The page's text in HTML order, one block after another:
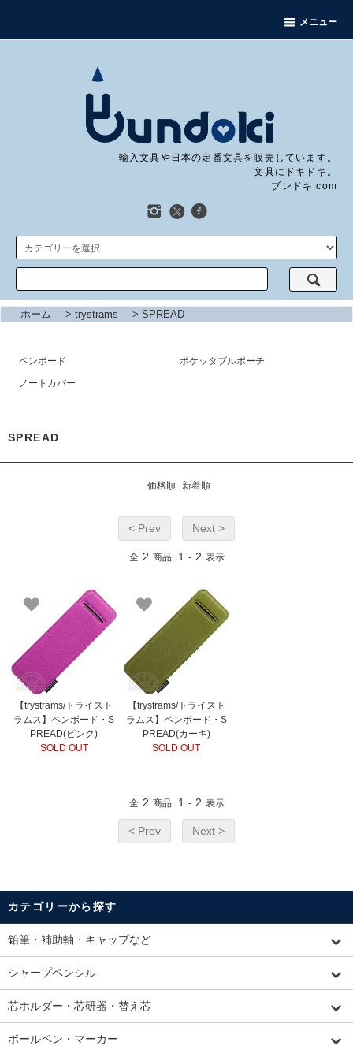
メニュー
輸入文具や日本の定番文具を販売しています。
文具にドキドキ。
ブンドキ.com
ホーム > trystrams > SPREAD
ペンボード
ポケッタブルポーチ
ノートカバー
SPREAD
価格順 新着順
< Prev Next >
全 2 商品 1 - 2 表示
【trystrams/トライスト
ラムス】ペンボード・S
PREAD(ピンク)
SOLD OUT
【trystrams/トライスト
ラムス】ペンボード・S
PREAD(カーキ)
SOLD OUT
全 2 商品 1 - 2 表示
< Prev Next >
カテゴリーから探す
鉛筆・補助軸・キャップなど
シャープペンシル
芯ホルダー・芯研器・替え芯
ボールペン・マーカー